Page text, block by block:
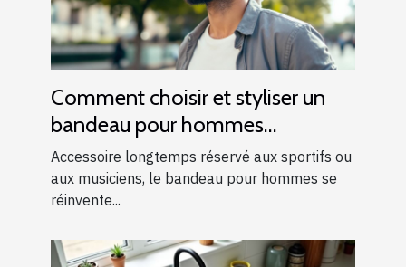
Comment choisir et styliser un
bandeau pour hommes
modernes ?
Accessoire longtemps réservé aux sportifs ou
aux musiciens, le bandeau pour hommes se
réinvente...